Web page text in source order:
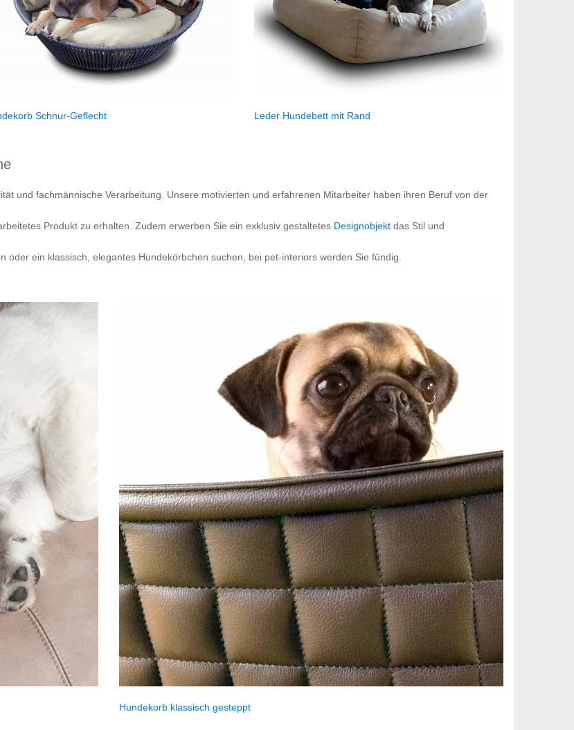
Schnur-Geflecht Leder Hundebett mit Rand
und fachmännische Verarbeitung. Unsere motivierten und erfahrenen Mitarbeiter haben ihren Beruf von der
Produkt zu erhalten. Zudem erwerben Sie ein exklusiv gestaltetes Designobjekt das Stil und
ein klassisch, elegantes Hundekörbchen suchen, bei pet-interiors werden Sie fündig.
Hundekorb klassisch gesteppt